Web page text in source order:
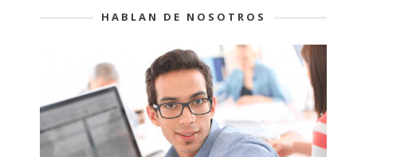
HABLAN DE NOSOTROS